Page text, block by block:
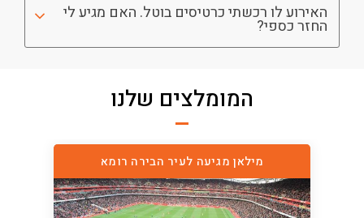
האירוע לו רכשתי כרטיסים בוטל. האם מגיע לי
החזר כספי?
המומלצים שלנו
מילאן מגיעה לעיר הבירה רומא